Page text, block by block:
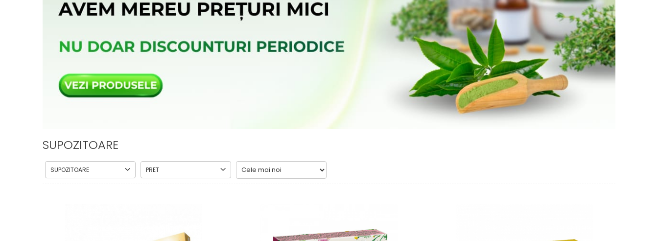
SUPLIMENTE PROSTATĂ
SUPLIMENTE SLĂBIRE
SUPLIMENTE SOMN DEPRESIE
RESPIRATOR ANTIVIRAL
SUPLIMENTE ANTIOXIDANȚI-
ANTITUMORAL
SUPLIMENTE URO-GENITAL
SUPOZITOARE
SUPOZITOARE PRET